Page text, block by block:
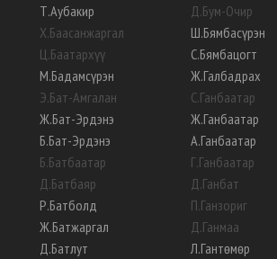
Т.Аубакир
Х.Баасанжаргал
Ц.Баатархүү
М.Бадамсүрэн
Э.Бат-Амгалан
Ж.Бат-Эрдэнэ
Б.Бат-Эрдэнэ
Б.Батбаатар
Д.Батбаяр
Р.Батболд
Ж.Батжаргал
Д.Батлут
Д.Бум-Очир
Ш.Бямбасүрэн
С.Бямбацогт
Ж.Галбадрах
С.Ганбаатар
Ж.Ганбаатар
А.Ганбаатар
Г.Ганбаатар
Д.Ганбат
П.Ганзориг
Д.Ганмаа
Л.Гантөмөр